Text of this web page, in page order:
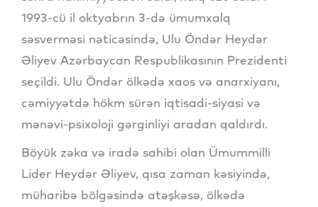
1993-cü il oktyabrın 3-də ümumxalq
səsverməsi nəticəsində, Ulu Öndər Heydər
Əliyev Azərbaycan Respublikasının Prezidenti
seçildi. Ulu Öndər ölkədə xaos və anarxiyanı,
cəmiyyətdə hökm sürən iqtisadi-siyasi və
mənəvi-psixoloji gərginliyi aradan qaldırdı.
Böyük zəka və iradə sahibi olan Ümummilli
Lider Heydər Əliyev, qısa zaman kəsiyində,
müharibə bölgəsində atəşkəsə, ölkədə